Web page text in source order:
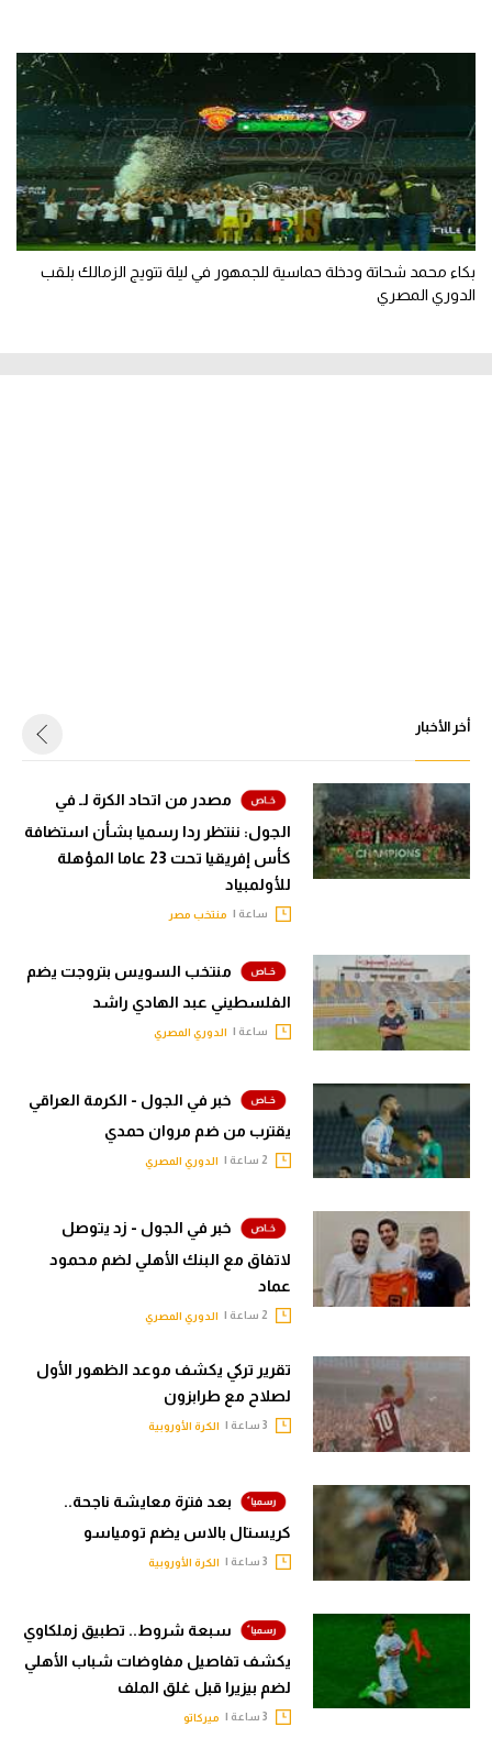
بكاء محمد شحاتة ودخلة حماسية للجمهور في ليلة تتويج الزمالك بلقب
الدوري المصري
أخر الأخبار
مصدر من اتحاد الكرة لـ في
الجول: ننتظر ردا رسميا بشأن استضافة
كأس إفريقيا تحت 23 عاما المؤهلة
للأولمبياد
ساعة | منتخب مصر
منتخب السويس بتروجت يضم
الفلسطيني عبد الهادي راشد
ساعة | الدوري المصري
خبر في الجول - الكرمة العراقي
يقترب من ضم مروان حمدي
الدوري المصري
خبر في الجول - زد يتوصل
لاتفاق مع البنك الأهلي لضم محمود
عماد
الدوري المصري
تقرير تركي يكشف موعد الظهور الأول
لصلاح مع طرابزون
الكرة الأوروبية
بعد فترة معايشة ناجحة..
كريستال بالاس يضم تومياسو
الكرة الأوروبية
سبعة شروط.. تطبيق زملكاوي
يكشف تفاصيل مفاوضات شباب الأهلي
لضم بيزيرا قبل غلق الملف
ميركاتو